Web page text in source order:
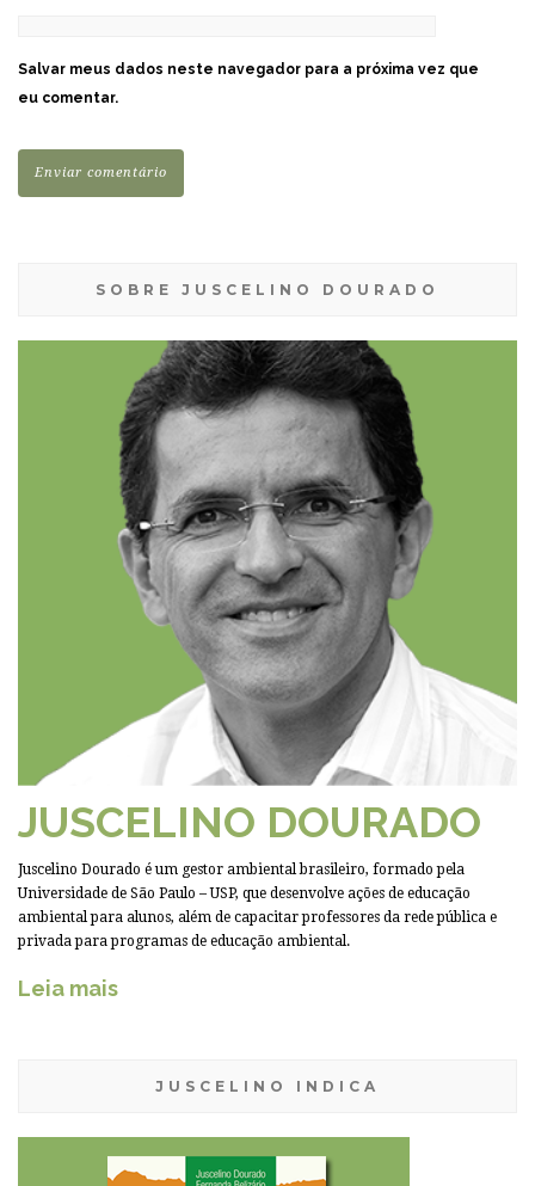
Salvar meus dados neste navegador para a próxima vez que
eu comentar.
SOBRE JUSCELINO DOURADO
JUSCELINO DOURADO
Juscelino Dourado é um gestor ambiental brasileiro, formado pela
Universidade de São Paulo – USP, que desenvolve ações de educação
ambiental para alunos, além de capacitar professores da rede pública e
privada para programas de educação ambiental.
Leia mais
JUSCELINO INDICA